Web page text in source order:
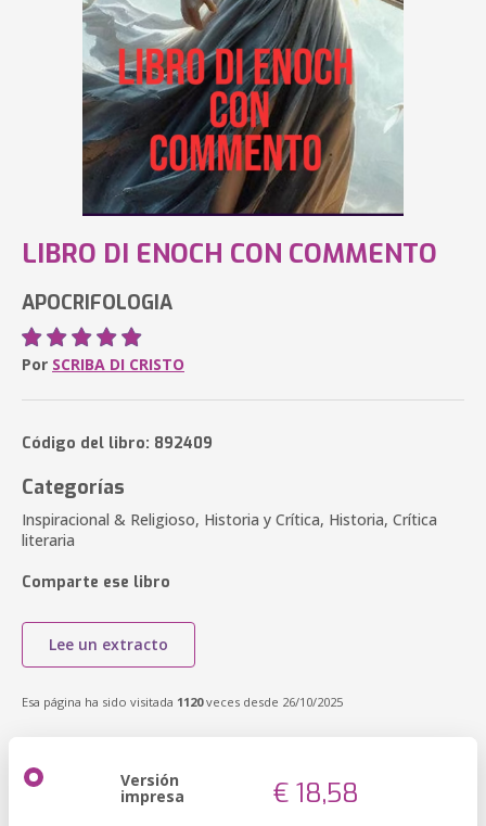
LIBRO DI ENOCH CON COMMENTO
APOCRIFOLOGIA
Por SCRIBA DI CRISTO
Código del libro: 892409
Categorías
Inspiracional & Religioso, Historia y Crítica, Historia, Crítica
literaria
Comparte ese libro
Lee un extracto
Esa página ha sido visitada 1120veces desde 26/10/2025
Versión
impresa € 18,58